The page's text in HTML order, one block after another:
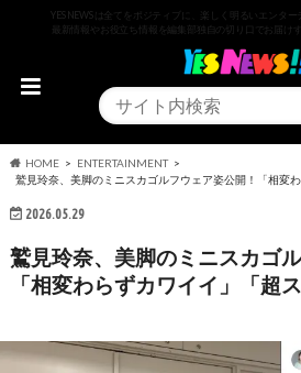
YESNEWSは全てをポジティブに、楽しく明るいエンター
最新情報やお役立ち情報を編集部独自の切り口でお届け
HOME
ENTERTAINMENT
鷲見玲奈、美脚のミニスカゴルフウェア姿公開！「相変
2026.05.29
鷲見玲奈、美脚のミニスカゴ
「相変わらずカワイイ」「超